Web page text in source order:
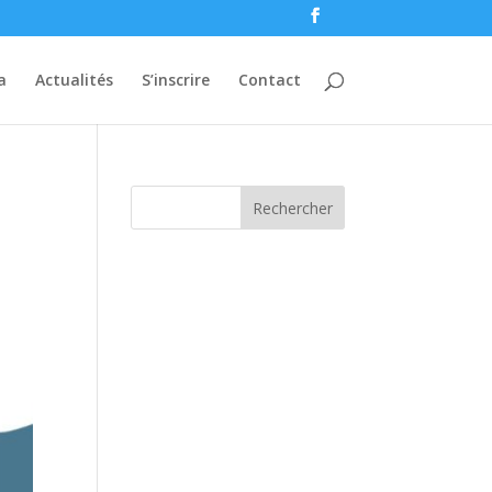
Actualités S’inscrire Contact